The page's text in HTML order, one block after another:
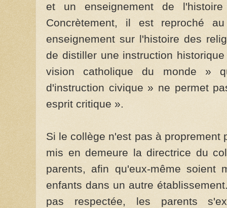
et un enseignement de
Concrètement, il est reproché
enseignement sur l'histoire des
de distiller une instruction
vision catholique du monde »
d'instruction civique » ne permet
esprit critique ».
Si le collège n'est pas à proprement
mis en demeure la directrice du
parents, afin qu'eux-même soient
enfants dans un autre
pas respectée, les parents